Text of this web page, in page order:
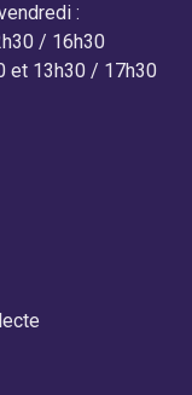
:
/ 16h30
et 13h30 / 17h30